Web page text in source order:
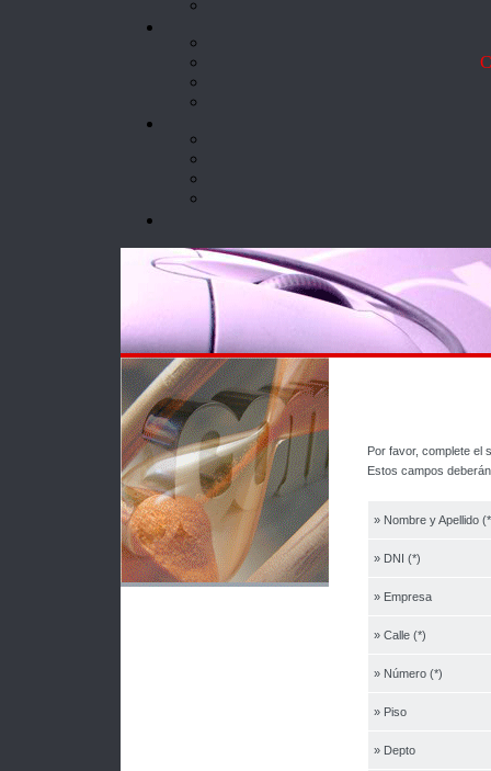
Por favor, complete el
Estos campos
» Nombre y Apellido
» DNI (*)
» Empresa
» Calle (*)
» Número (*)
» Piso
» Depto